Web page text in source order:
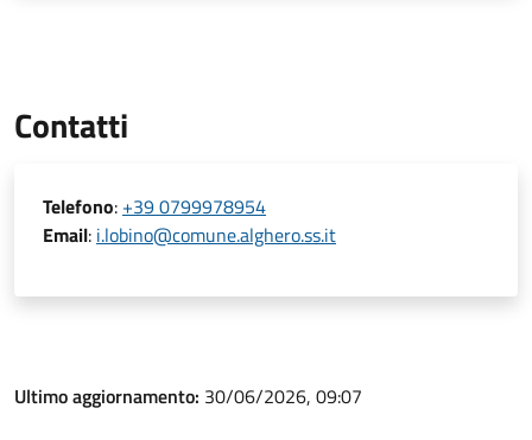
Contatti
Telefono: +39 0799978954
Email: i.lobino@comune.alghero.ss.it
Ultimo aggiornamento: 30/06/2026, 09:07